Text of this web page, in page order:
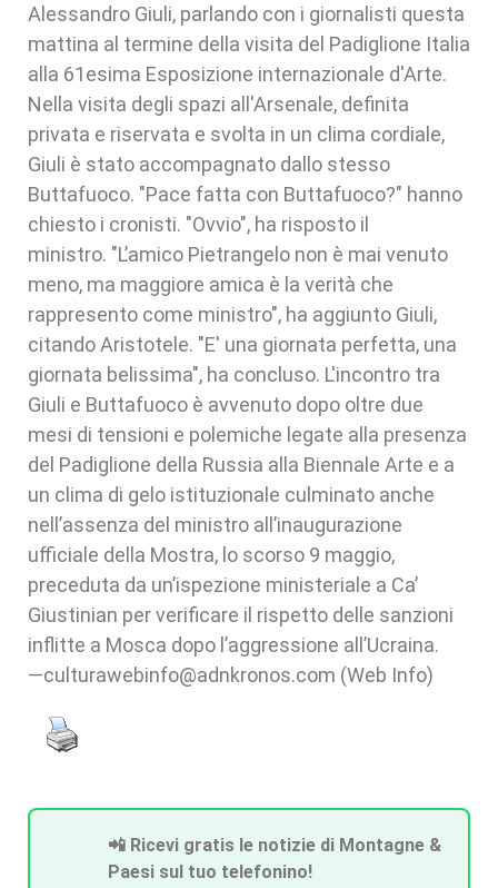
Alessandro Giuli, parlando con i giornalisti questa
mattina al termine della visita del Padiglione Italia
alla 61esima Esposizione internazionale d'Arte.
Nella visita degli spazi all'Arsenale, definita
privata e riservata e svolta in un clima cordiale,
Giuli è stato accompagnato dallo stesso
Buttafuoco. "Pace fatta con Buttafuoco?" hanno
chiesto i cronisti. "Ovvio", ha risposto il
ministro. "L’amico Pietrangelo non è mai venuto
meno, ma maggiore amica è la verità che
rappresento come ministro", ha aggiunto Giuli,
citando Aristotele. "E' una giornata perfetta, una
giornata belissima", ha concluso. L'incontro tra
Giuli e Buttafuoco è avvenuto dopo oltre due
mesi di tensioni e polemiche legate alla presenza
del Padiglione della Russia alla Biennale Arte e a
un clima di gelo istituzionale culminato anche
nell’assenza del ministro all’inaugurazione
ufficiale della Mostra, lo scorso 9 maggio,
preceduta da un’ispezione ministeriale a Ca’
Giustinian per verificare il rispetto delle sanzioni
inflitte a Mosca dopo l’aggressione all’Ucraina.
—culturawebinfo@adnkronos.com (Web Info)
📲 Ricevi gratis le notizie di Montagne &
Paesi sul tuo telefonino!